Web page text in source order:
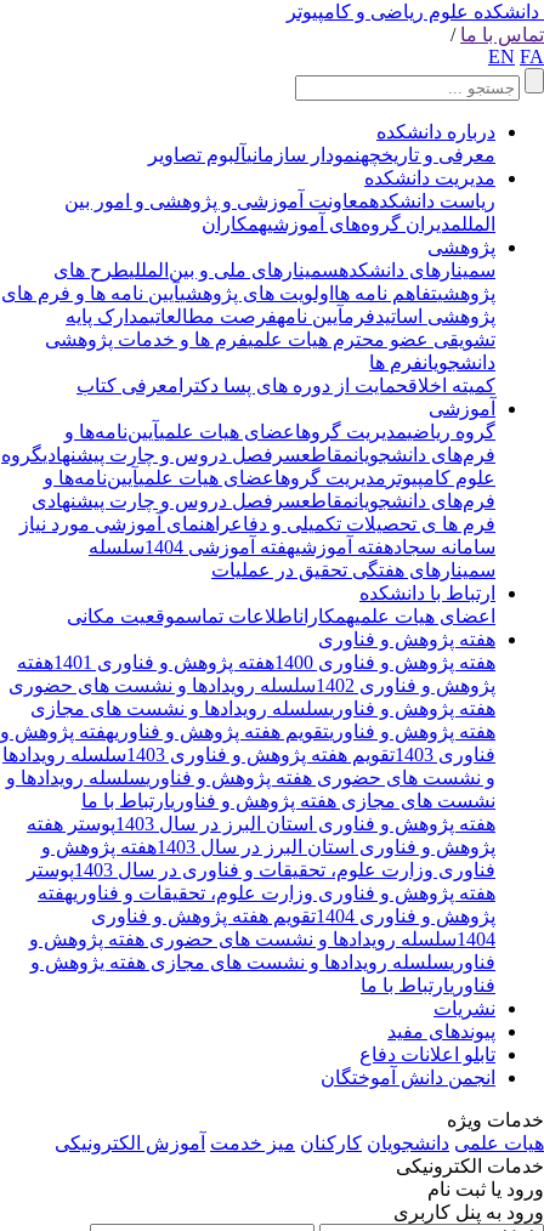
علوم ریاضی و کامپیوتر
با ما /
EN
درباره دانشکده
معرفی و تاریخچهنمودار سازمانیآلبوم تصاویر
مدیریت دانشکده
ریاست دانشکدهمعاونت آموزشی و پژوهشی و امور بین
المللمدیران گروه‌های آموزشیهمکاران
پژوهشی
سمینارهای دانشکدهسمینارهای ملی و بین‌المللیطرح های
پژوهشیتفاهم نامه هااولویت های پژوهشیآیین نامه ها و فرم های
پژوهشی اساتیدفرم آیین نامهفرصت مطالعاتیمدارک پایه
تشویقی عضو محترم هیات علمیفرم ها و خدمات پژوهشی
دانشجویانفرم ها
کمیته اخلاقحمایت از دوره های پسا دکترامعرفی کتاب
آموزشی
گروه ریاضیمدیریت گروهاعضای هیات علمیآیین‌نامه‌ها و
فرم‌های دانشجویانمقاطعسرفصل دروس و چارت پیشنهادیگروه
علوم کامپیوترمدیریت گروهاعضای هیات علمیآیین‌نامه‌ها و
فرم‌های دانشجویانمقاطعسرفصل دروس و چارت پیشنهادی
فرم ها ی تحصیلات تکمیلی و دفاعراهنمای آموزشی مورد نیاز
سامانه سجادهفته آموزشیهفته آموزشی 1404
سلسله
سمینارهای هفتگی تحقیق در عملیات
ارتباط با دانشکده
اعضای هیات علمیهمکاران اطلاعات تماسموقعیت مکانی
هفته پژوهش و فناوری
هفته پژوهش و فناوری 1400
هفته پژوهش و فناوری 1401
هفته
پژوهش و فناوری 1402
سلسله رویدادها و نشست های حضوری
هفته پژوهش و فناوریسلسله رویدادها و نشست های مجازی
هفته پژوهش و فناوریتقویم هفته پژوهش و فناوریهفته پژوهش و
فناوری 1403
تقویم هفته پژوهش و فناوری 1403
سلسله رویدادها
و نشست های حضوری هفته پژوهش و فناوریسلسله رویدادها و
نشست های مجازی هفته پژوهش و فناوریارتباط با ما
هفته پژوهش و فناوری استان البرز در سال 1403
پوستر هفته
پژوهش و فناوری استان البرز در سال 1403
هفته پژوهش و
فناوری وزارت علوم، تحقیقات و فناوری در سال 1403
پوستر
هفته پژوهش و فناوری وزارت علوم، تحقیقات و فناوریهفته
پژوهش و فناوری 1404
تقویم هفته پژوهش و فناوری
1404سلسله رویدادها و نشست های حضوری هفته پژوهش و
فناوریسلسله رویدادها و نشست های مجازی هفته یژوهش و
فناوریارتباط با ما
نشریات
پیوندهای مفید
تابلو اعلانات دفاع
انجمن دانش آموختگان
ویژه
علمی دانشجویان کارکنان میز خدمت آموزش الکترونیکی
الکترونیکی
یا ثبت نام
به پنل کاربری